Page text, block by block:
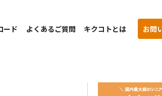
ード よくあるご質問 キクコトとは お問